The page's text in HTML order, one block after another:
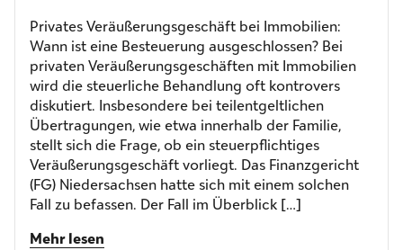
Privates Veräußerungsgeschäft bei Immobilien:
Wann ist eine Besteuerung ausgeschlossen? Bei
privaten Veräußerungsgeschäften mit Immobilien
wird die steuerliche Behandlung oft kontrovers
diskutiert. Insbesondere bei teilentgeltlichen
Übertragungen, wie etwa innerhalb der Familie,
stellt sich die Frage, ob ein steuerpflichtiges
Veräußerungsgeschäft vorliegt. Das Finanzgericht
(FG) Niedersachsen hatte sich mit einem solchen
Fall zu befassen. Der Fall im Überblick […]
Mehr lesen